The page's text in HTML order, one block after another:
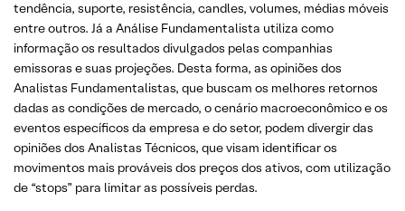
tendência, suporte, resistência, candles, volumes, médias móveis
entre outros. Já a Análise Fundamentalista utiliza como
informação os resultados divulgados pelas companhias
emissoras e suas projeções. Desta forma, as opiniões dos
Analistas Fundamentalistas, que buscam os melhores retornos
dadas as condições de mercado, o cenário macroeconômico e os
eventos específicos da empresa e do setor, podem divergir das
opiniões dos Analistas Técnicos, que visam identificar os
movimentos mais prováveis dos preços dos ativos, com utilização
de “stops” para limitar as possíveis perdas.